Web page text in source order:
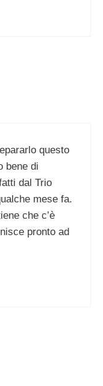
questo
bene di
dal Trio
mese fa.
che c’è
pronto ad